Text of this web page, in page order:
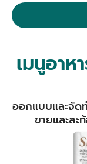
เมนูอา
ออกแบบและจัด
ขายและส